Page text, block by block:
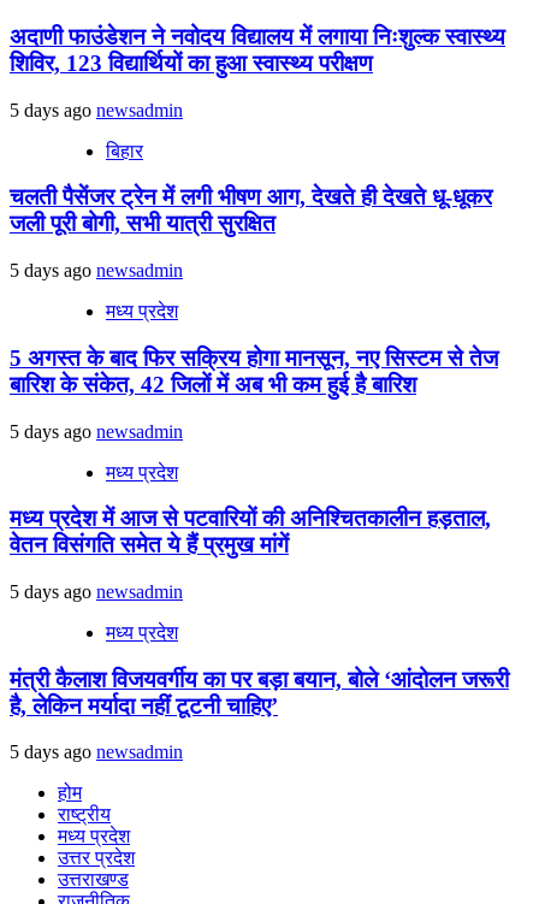
अदाणी फाउंडेशन ने नवोदय विद्यालय में लगाया निःशुल्क स्वास्थ्य
शिविर, 123 विद्यार्थियों का हुआ स्वास्थ्य परीक्षण
5 days ago newsadmin
बिहार
चलती पैसेंजर ट्रेन में लगी भीषण आग, देखते ही देखते धू-धूकर
जली पूरी बोगी, सभी यात्री सुरक्षित
5 days ago newsadmin
मध्य प्रदेश
5 अगस्त के बाद फिर सक्रिय होगा मानसून, नए सिस्टम से तेज
बारिश के संकेत, 42 जिलों में अब भी कम हुई है बारिश
5 days ago newsadmin
मध्य प्रदेश
मध्य प्रदेश में आज से पटवारियों की अनिश्चितकालीन हड़ताल,
वेतन विसंगति समेत ये हैं प्रमुख मांगें
5 days ago newsadmin
मध्य प्रदेश
मंत्री कैलाश विजयवर्गीय का पर बड़ा बयान, बोले ‘आंदोलन जरूरी
है, लेकिन मर्यादा नहीं टूटनी चाहिए’
5 days ago newsadmin
होम
राष्ट्रीय
मध्य प्रदेश
उत्तर प्रदेश
उत्तराखण्ड